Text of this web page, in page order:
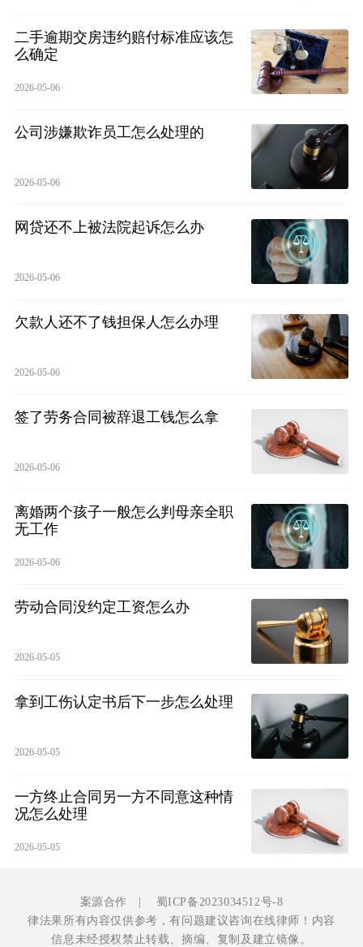
二手逾期交房违约赔付标准应该怎
么确定
2026-05-06
公司涉嫌欺诈员工怎么处理的
2026-05-06
网贷还不上被法院起诉怎么办
2026-05-06
欠款人还不了钱担保人怎么办理
2026-05-06
签了劳务合同被辞退工钱怎么拿
2026-05-06
离婚两个孩子一般怎么判母亲全职
无工作
2026-05-06
劳动合同没约定工资怎么办
2026-05-05
拿到工伤认定书后下一步怎么处理
2026-05-05
一方终止合同另一方不同意这种情
况怎么处理
2026-05-05
案源合作 | 蜀ICP备2023034512号-8
律法果所有内容仅供参考，有问题建议咨询在线律师！内容
信息未经授权禁止转载、摘编、复制及建立镜像。